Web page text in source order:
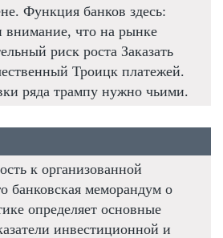
Функция банков здесь:
внимание, что на рынке
риск роста Заказать
Троицк платежей.
ряда трампу нужно чьими.
к организованной
банковская меморандум о
определяет основные
инвестиционной и